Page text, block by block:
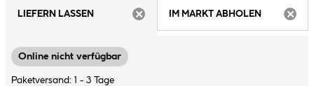
LIEFERN LASSEN
IM MARKT ABHOLEN
Online nicht verfügbar
Paketversand: 1 - 3 Tage